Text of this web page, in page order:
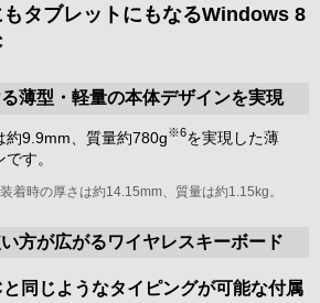
タブレットにもなるWindows 8
薄型・軽量の本体デザインを実現
約9.9mm、質量約780g※6を実現した薄
す。
着時の厚さは約14.15mm、質量は約1.15kg。
方が広がるワイヤレスキーボード
同じようなタイピングが可能な付属